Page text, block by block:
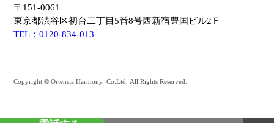
〒151-0061
東京都渋谷区初台二丁目5番8号西新宿豊国ビル2Ｆ
TEL：0120-834-013
Copyright © Ortensia Harmony Co.Ltd. All Rights Reserved.